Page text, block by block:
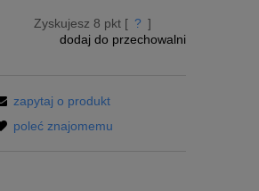
Zyskujesz 8 pkt [ ? ]
dodaj do przechowalni
zapytaj o produkt
poleć znajomemu